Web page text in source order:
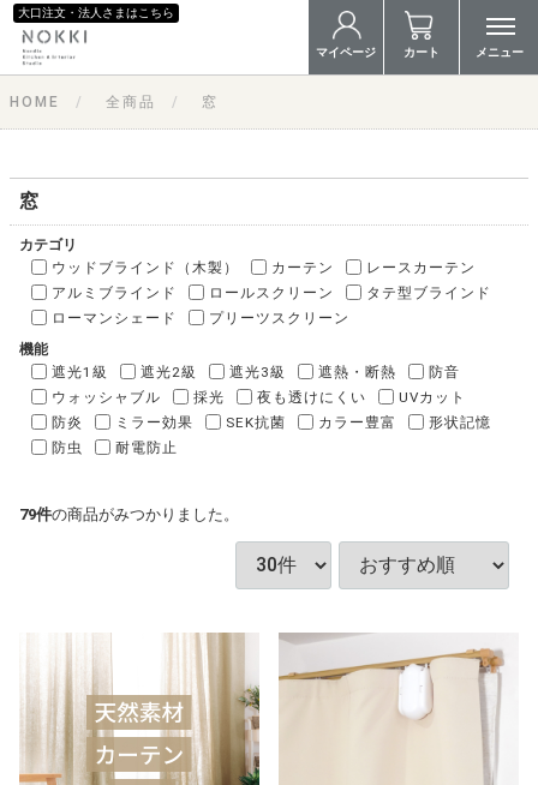
大口注文・法人さまはこちら
マイページ カート メニュー
HOME 全商品 窓
窓
カテゴリ
ウッドブラインド（木製）
カーテン
レースカーテン
アルミブラインド
ロールスクリーン
タテ型ブラインド
ローマンシェード
プリーツスクリーン
機能
遮光1級
遮光2級 遮光3級 遮熱・断熱
防音
ウォッシャブル
採光 夜も透けにくい
UVカット
防炎
ミラー効果 SEK抗菌 カラー豊富
形状記憶
防虫
耐電防止
79件の商品がみつかりました。